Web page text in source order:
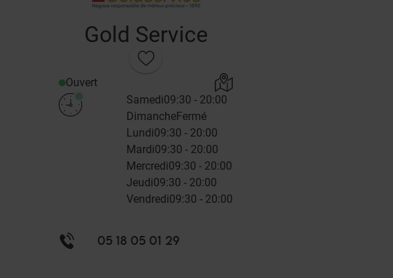
Gold Service
Ouvert
Samedi09:30 - 20:00
DimancheFermé
Lundi09:30 - 20:00
Mardi09:30 - 20:00
Mercredi09:30 - 20:00
Jeudi09:30 - 20:00
Vendredi09:30 - 20:00
05 18 05 01 29